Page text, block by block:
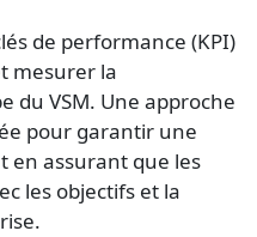
de performance (KPI)
mesurer la
du VSM. Une approche
pour garantir une
en assurant que les
les objectifs et la